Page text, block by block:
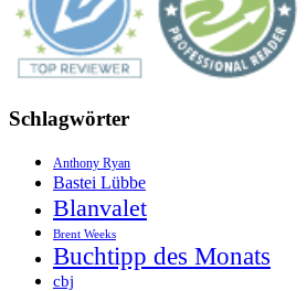
Schlagwörter
Anthony Ryan
Bastei Lübbe
Blanvalet
Brent Weeks
Buchtipp des Monats
cbj